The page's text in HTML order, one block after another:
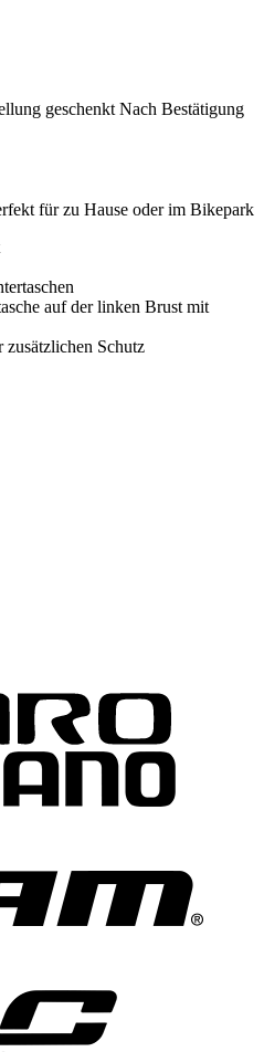
geschenkt Nach Bestätigung
für zu Hause oder im Bikepark
auf der linken Brust mit
zusätzlichen Schutz